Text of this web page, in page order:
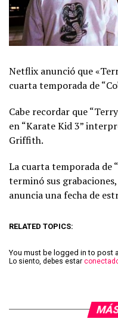
Netflix anunció que
cuarta temporada de
Cabe recordar que
en “Karate Kid 3”
Griffith.
La cuarta temporada de
terminó sus
anuncia una fecha de
RELATED TOPICS:
You must be logged in to post
Lo siento, debes estar